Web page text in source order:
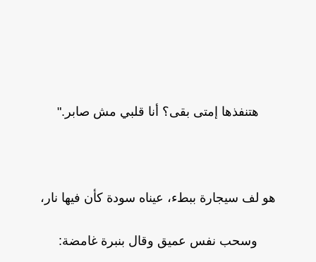
هتنفذها إمتى بقى؟ أنا قلبي مش صابر."
هو لف سيجارة ببطء، عيناه سودة كأن فيها نار،
وسحب نفس عميق وقال بنبرة غامضة: